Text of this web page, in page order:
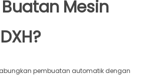
Mesin
pembuatan automatik dengan